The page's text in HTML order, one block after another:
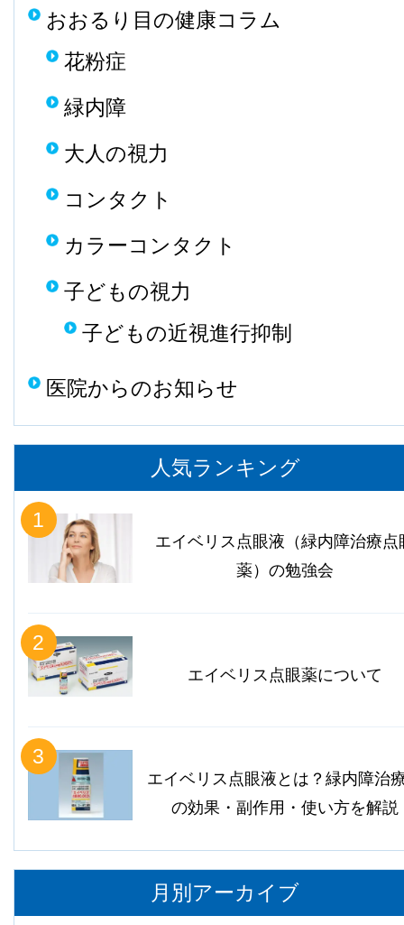
おおるり目の健康コラム
花粉症
緑内障
大人の視力
コンタクト
カラーコンタクト
子どもの視力
子どもの近視進行抑制
医院からのお知らせ
人気ランキング
1
エイベリス点眼液（緑内障治療点
薬）の勉強会
2
エイベリス点眼薬について
3
エイベリス点眼液とは？緑内障治
の効果・副作用・使い方を解説
月別アーカイブ